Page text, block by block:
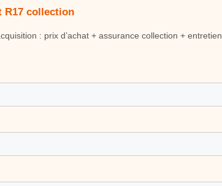
R17 collection
: prix d’achat + assurance collection + entretien